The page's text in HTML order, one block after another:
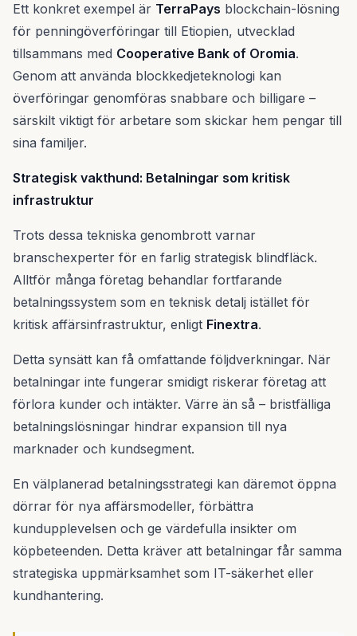
Ett konkret exempel är TerraPays blockchain-lösning
för penningöverföringar till Etiopien, utvecklad
tillsammans med Cooperative Bank of Oromia.
Genom att använda blockkedjeteknologi kan
överföringar genomföras snabbare och billigare –
särskilt viktigt för arbetare som skickar hem pengar till
sina familjer.
Strategisk vakthund: Betalningar som kritisk
infrastruktur
Trots dessa tekniska genombrott varnar
branschexperter för en farlig strategisk blindfläck.
Alltför många företag behandlar fortfarande
betalningssystem som en teknisk detalj istället för
kritisk affärsinfrastruktur, enligt Finextra.
Detta synsätt kan få omfattande följdverkningar. När
betalningar inte fungerar smidigt riskerar företag att
förlora kunder och intäkter. Värre än så – bristfälliga
betalningslösningar hindrar expansion till nya
marknader och kundsegment.
En välplanerad betalningsstrategi kan däremot öppna
dörrar för nya affärsmodeller, förbättra
kundupplevelsen och ge värdefulla insikter om
köpbeteenden. Detta kräver att betalningar får samma
strategiska uppmärksamhet som IT-säkerhet eller
kundhantering.